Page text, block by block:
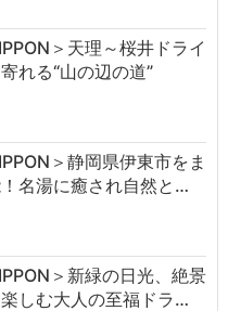
＞天理～桜井ドライ
れる“山の辺の道”
＞静岡県伊東市をま
名湯に癒され自然と…
＞新緑の日光、絶景
しむ大人の至福ドラ…